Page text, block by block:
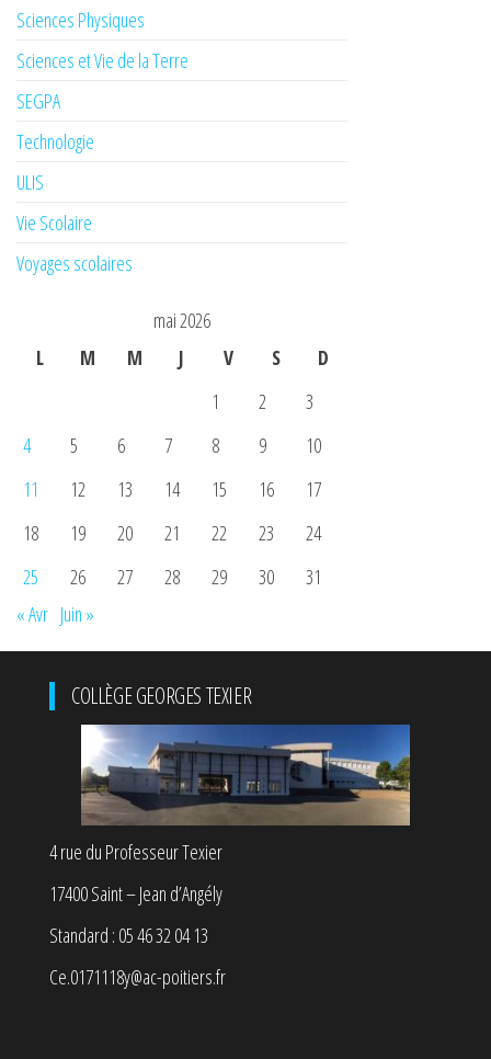
Sciences Physiques
Sciences et Vie de la Terre
SEGPA
Technologie
ULIS
Vie Scolaire
Voyages scolaires
mai 2026
L
M M J V S
D
1
2
3
4
5 6 7 8 9
10
11
12 13 14 15 16
17
18
19 20 21 22 23
24
25
26 27 28 29 30
31
« Avr Juin »
COLLÈGE GEORGES TEXIER
4 rue du Professeur Texier
17400 Saint – Jean d’Angély
Standard : 05 46 32 04 13
Ce.0171118y@ac-poitiers.fr